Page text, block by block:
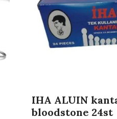
IHA ALUIN
bloodstone 24st